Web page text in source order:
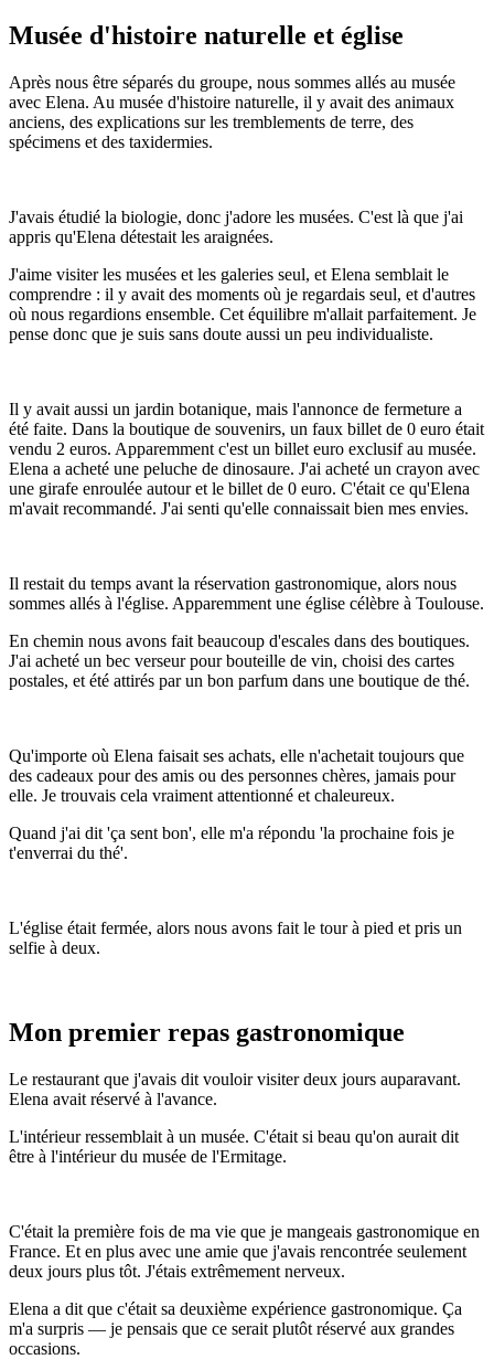
Musée d'histoire naturelle et église
Après nous être séparés du groupe, nous sommes allés au musée
avec Elena. Au musée d'histoire naturelle, il y avait des animaux
anciens, des explications sur les tremblements de terre, des
spécimens et des taxidermies.
J'avais étudié la biologie, donc j'adore les musées. C'est là que j'ai
appris qu'Elena détestait les araignées.
J'aime visiter les musées et les galeries seul, et Elena semblait le
comprendre : il y avait des moments où je regardais seul, et d'autres
où nous regardions ensemble. Cet équilibre m'allait parfaitement. Je
pense donc que je suis sans doute aussi un peu individualiste.
Il y avait aussi un jardin botanique, mais l'annonce de fermeture a
été faite. Dans la boutique de souvenirs, un faux billet de 0 euro était
vendu 2 euros. Apparemment c'est un billet euro exclusif au musée.
Elena a acheté une peluche de dinosaure. J'ai acheté un crayon avec
une girafe enroulée autour et le billet de 0 euro. C'était ce qu'Elena
m'avait recommandé. J'ai senti qu'elle connaissait bien mes envies.
Il restait du temps avant la réservation gastronomique, alors nous
sommes allés à l'église. Apparemment une église célèbre à Toulouse.
En chemin nous avons fait beaucoup d'escales dans des boutiques.
J'ai acheté un bec verseur pour bouteille de vin, choisi des cartes
postales, et été attirés par un bon parfum dans une boutique de thé.
Qu'importe où Elena faisait ses achats, elle n'achetait toujours que
des cadeaux pour des amis ou des personnes chères, jamais pour
elle. Je trouvais cela vraiment attentionné et chaleureux.
Quand j'ai dit 'ça sent bon', elle m'a répondu 'la prochaine fois je
t'enverrai du thé'.
L'église était fermée, alors nous avons fait le tour à pied et pris un
selfie à deux.
Mon premier repas gastronomique
Le restaurant que j'avais dit vouloir visiter deux jours auparavant.
Elena avait réservé à l'avance.
L'intérieur ressemblait à un musée. C'était si beau qu'on aurait dit
être à l'intérieur du musée de l'Ermitage.
C'était la première fois de ma vie que je mangeais gastronomique en
France. Et en plus avec une amie que j'avais rencontrée seulement
deux jours plus tôt. J'étais extrêmement nerveux.
Elena a dit que c'était sa deuxième expérience gastronomique. Ça
m'a surpris — je pensais que ce serait plutôt réservé aux grandes
occasions.